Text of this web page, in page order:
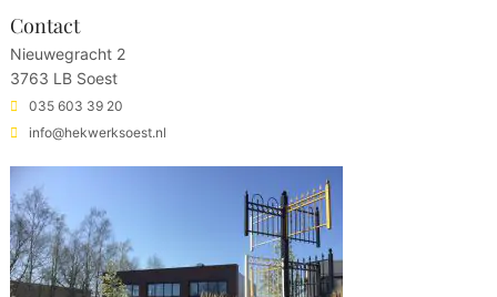
Contact
Nieuwegracht 2
3763 LB Soest
035 603 39 20
info@hekwerksoest.nl